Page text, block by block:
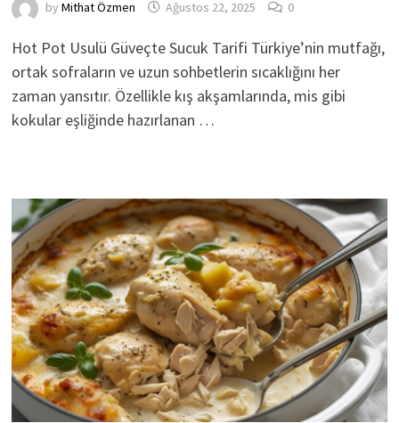
by Mithat Özmen Ağustos 22, 2025 0
Hot Pot Usulü Güveçte Sucuk Tarifi Türkiye’nin mutfağı,
ortak sofraların ve uzun sohbetlerin sıcaklığını her
zaman yansıtır. Özellikle kış akşamlarında, mis gibi
kokular eşliğinde hazırlanan …